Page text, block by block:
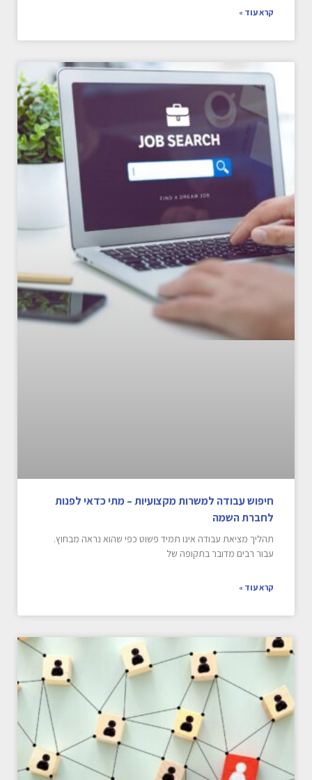
קרא עוד »
חיפוש עבודה למשרות מקצועיות – מתי כדאי לפנות
לחברת השמה
תהליך מציאת עבודה אינו תמיד פשוט כפי שהוא נראה מבחוץ.
עבור רבים מדובר בתקופה של
קרא עוד »